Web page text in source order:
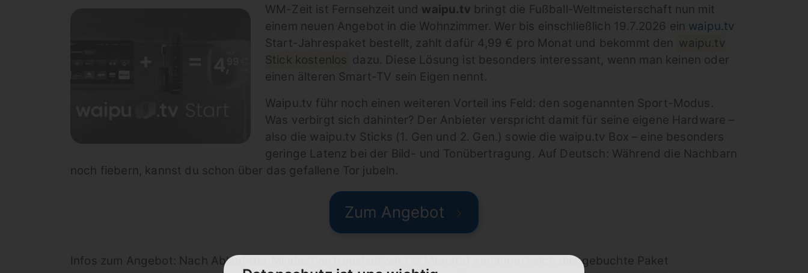
WM-Zeit ist Fernsehzeit und waipu.tv bringt die Fußball-Weltmeisterschaft nun mit
einem neuen Angebot in die Wohnzimmer. Wer bis einschließlich 19.7.2026 ein waipu.tv
Start-Jahrespaket bestellt, zahlt dafür 4,99 € pro Monat und bekommt den waipu.tv
Stick kostenlos dazu. Diese Lösung ist besonders interessant, wenn man keinen oder
einen älteren Smart-TV sein Eigen nennt.
Waipu.tv führ noch einen weiteren Vorteil ins Feld: den sogenannten Sport-Modus.
Was verbirgt sich dahinter? Der Anbieter verspricht damit für seine eigene Hardware –
also die waipu.tv Sticks (1. Gen und 2. Gen.) sowie die waipu.tv Box – eine besonders
geringe Latenz bei der Bild- und Tonübertragung. Auf Deutsch: Während die Nachbarn
noch fiebern, kannst du schon über das gefallene Tor jubeln.
Zum Angebot
Infos zum Angebot: Nach Ablauf der Mindestvertragslaufzeit (12 Monate) verlängert sich das gebuchte Paket